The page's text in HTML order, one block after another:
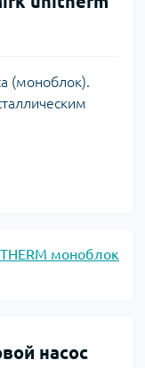
(моноблок).
моноблок
насос